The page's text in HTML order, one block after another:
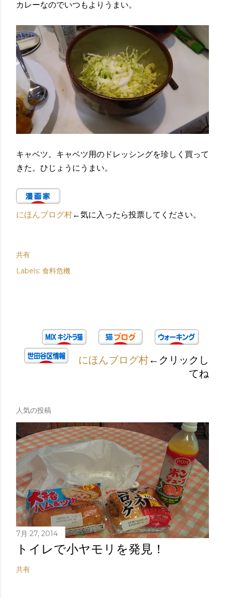
カレーなのでいつもよりうまい。
キャベツ。キャベツ用のドレッシングを珍しく買って
きた。ひじょうにうまい。
にほんブログ村←気に入ったら投票してください。
共有
Labels: 食料危機
にほんブログ村←クリックし
てね
人気の投稿
7月 27, 2014
トイレで小ヤモリを発見！
共有